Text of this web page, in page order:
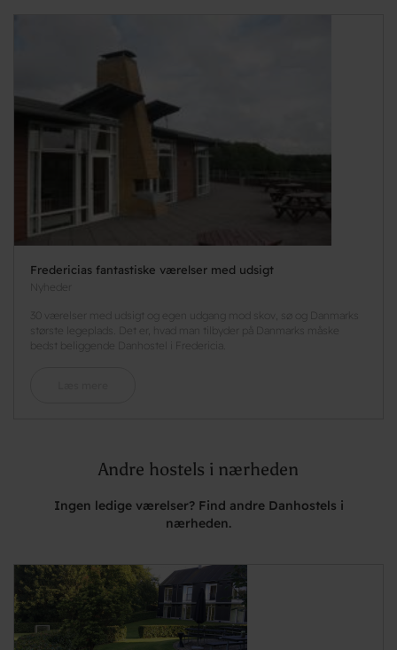
Fredericias fantastiske værelser med udsigt
30 værelser med udsigt og egen udgang mod skov, sø og Danmarks
største legeplads. Det er, hvad man tilbyder på Danmarks måske
bedst beliggende Danhostel i Fredericia.
Andre hostels i nærheden
Ingen ledige værelser? Find andre Danhostels i
nærheden.